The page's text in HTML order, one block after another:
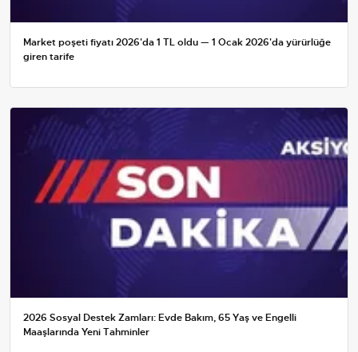
Market poşeti fiyatı 2026'da 1 TL oldu — 1 Ocak 2026'da yürürlüğe
giren tarife
2026 Sosyal Destek Zamları: Evde Bakım, 65 Yaş ve Engelli
Maaşlarında Yeni Tahminler